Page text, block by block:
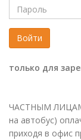
Войти
только для
ЧАСТНЫМ ЛИЦАМ :
на автобус)
приходя в офис